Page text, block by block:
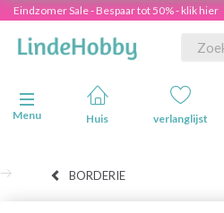
Eindzomer Sale - Bespaar tot 50% - klik hier
Navigatie in-/uitschakelen
Menu
Huis verlanglijst
BORDERIE